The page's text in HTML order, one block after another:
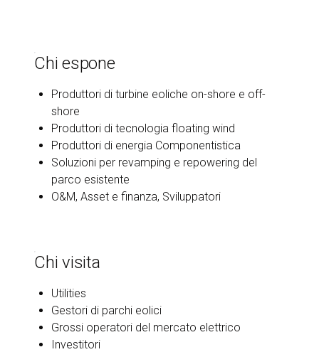
Chi espone
Produttori di turbine eoliche on-shore e off-
shore
Produttori di tecnologia floating wind
Produttori di energia Componentistica
Soluzioni per revamping e repowering del
parco esistente
O&M, Asset e finanza, Sviluppatori
Chi visita
Utilities
Gestori di parchi eolici
Grossi operatori del mercato elettrico
Investitori